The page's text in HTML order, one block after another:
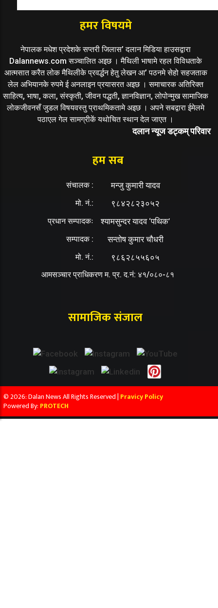
हमर विषयमे
नेपालक मधेश प्रदेशके सप्तरी जिलास’ दलान मिडिया हाउसद्वारा
Dalannews.com सञ्चालित अइछ । मैथिली भाषामे रहल विविधताके
आत्मसात करैत लोक मैथिलीके प्रवर्द्धन हेतु लेखन आ’ पठनमे सेहो सहजताक
लेल अभियानके रुपमे ई अनलाइन प्रयासरत अइछ । समाचारक अतिरिक्त
साहित्य, भाषा, कला, संस्कृती, जीवन पद्धती, ज्ञानविज्ञान, लोपोन्मुख सामाजिक
लोकजीवनसँ जुडल विषयवस्तु प्राथमिकतामे अइछ । अपने सबद्वारा ईमेलमे
पठाएल गेल सामग्रीकें यथोचित स्थान देल जाएत ।
दलान न्यूज डट्कम् परिवार
हम सब
संचालक : मन्जु कुमारी यादव
मो. नं.: ९८४२८२३०५२
प्रधान सम्पादकः श्यामसुन्दर यादव ‘पथिक’
सम्पादक : सन्तोष कुमार चौधरी
मो. नं.: ९८६२८५५६०५
आमसञ्चार प्राधिकरण म. प्र. द.नं: ४१/०८०-८१
सामाजिक संजाल
© 2026: Dalan News All Rights Reserved | Pravicy Policy
Powered By: PROTECH